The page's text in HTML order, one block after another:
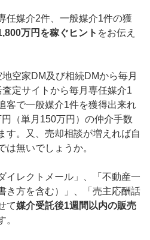
任媒介2件、一般媒介1件の獲
万円を稼ぐヒント をお伝え
空家DM及び相続DMから毎月
定サイトから毎月専任媒介1
客で一般媒介1件を獲得出来れ
（単月150万円）の仲介手数
す。又、売却相談が増えれば自
は無いでしょうか。
イレクトメール」、「不動産一
き方を含む）」、「売主応酬話
て媒介受託後1週間以内の販売
。